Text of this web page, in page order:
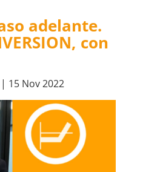
adelante.
con
| 15 Nov 2022